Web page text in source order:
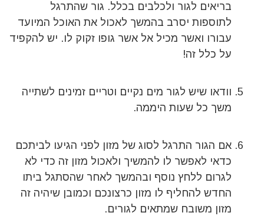
בריאים לגור ולכלבים בכלל. גור שהתרגל
לתוספות יסרב בהמשך לאכול את האוכל המיועד
עבורו ואשר מכיל אל אשר גופו זקוק לו. יש להקפיד
על כלל זה!
וודאו שיש לגור מים נקיים וטריים זמינים לשתייה
משך כל שעות היממה.
אם הגור התרגל לסוג של מזון לפני הגיעו לביתכם
כדאי לאפשר לו להמשיך ולאכול מזון זה כדי לא
לגרום ללחץ נוסף ובהמשך לאחר שהסתגל ביתו
החדש להחליף לו מזון כרצונכם וכמובן שיהיה זה
מזון משובח שמתאים לגורים.